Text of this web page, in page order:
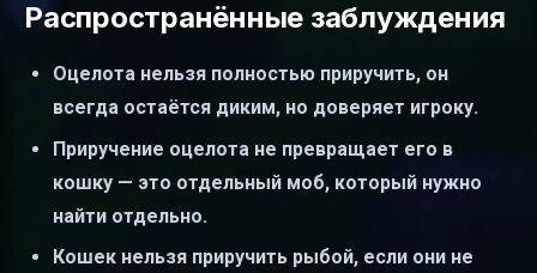
Распространённые заблуждения
Оцелота нельзя полностью приручить, он
всегда остаётся диким, но доверяет игроку.
Приручение оцелота не превращает его в
кошку — это отдельный моб, который нужно
найти отдельно.
Кошек нельзя приручить рыбой, если они не